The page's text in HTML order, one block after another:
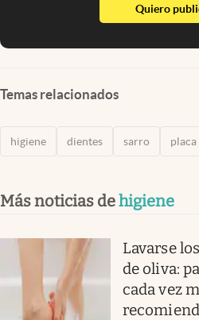
Quiero
Temas relacionados
higiene dientes sarro placa
Más noticias dehigiene
Lavarse
de oliva:
cada vez